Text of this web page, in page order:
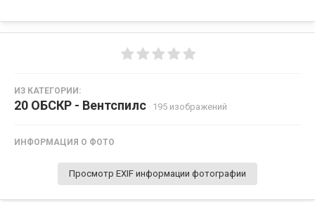
ИЗ КАТЕГОРИИ:
20 ОБСКР - Вентспилс · 195 изображений
ИНФОРМАЦИЯ О ФОТО
Просмотр EXIF информации фотографии